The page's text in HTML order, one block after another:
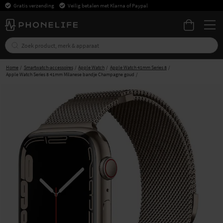
Gratis verzending Veilig betalen met Klarna of Paypal
Home Smartwatch-accessoires Apple Watch
Apple Watch 41mm Series 8
Apple Watch Series 8 41mm Milanese bandje Champagne goud